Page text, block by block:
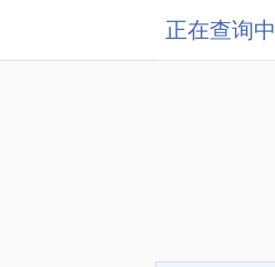
正在查询中